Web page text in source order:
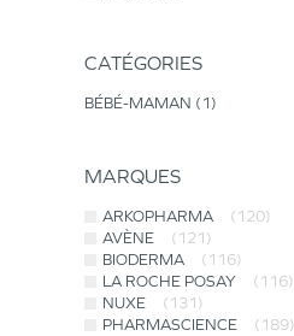
CATÉGORIES
BÉBÉ-MAMAN 1
MARQUES
ARKOPHARMA
(120)
AVÈNE
(121)
BIODERMA
(116)
LA ROCHE POSAY
(116)
NUXE
(131)
PHARMASCIENCE
(189)